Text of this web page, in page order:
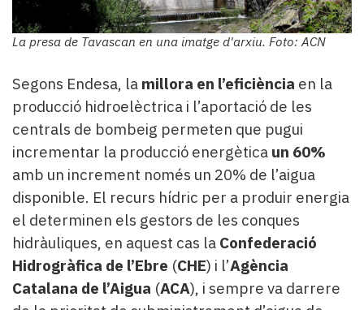
La presa de Tavascan en una imatge d'arxiu. Foto: ACN
Segons Endesa, la millora en l’eficiència en la
producció hidroelèctrica i l’aportació de les
centrals de bombeig permeten que pugui
incrementar la producció energètica un 60%
amb un increment només un 20% de l’aigua
disponible. El recurs hídric per a produir energia
el determinen els gestors de les conques
hidràuliques, en aquest cas la Confederació
Hidrogràfica de l’Ebre (CHE) i l’Agència
Catalana de l’Aigua (ACA), i sempre va darrere